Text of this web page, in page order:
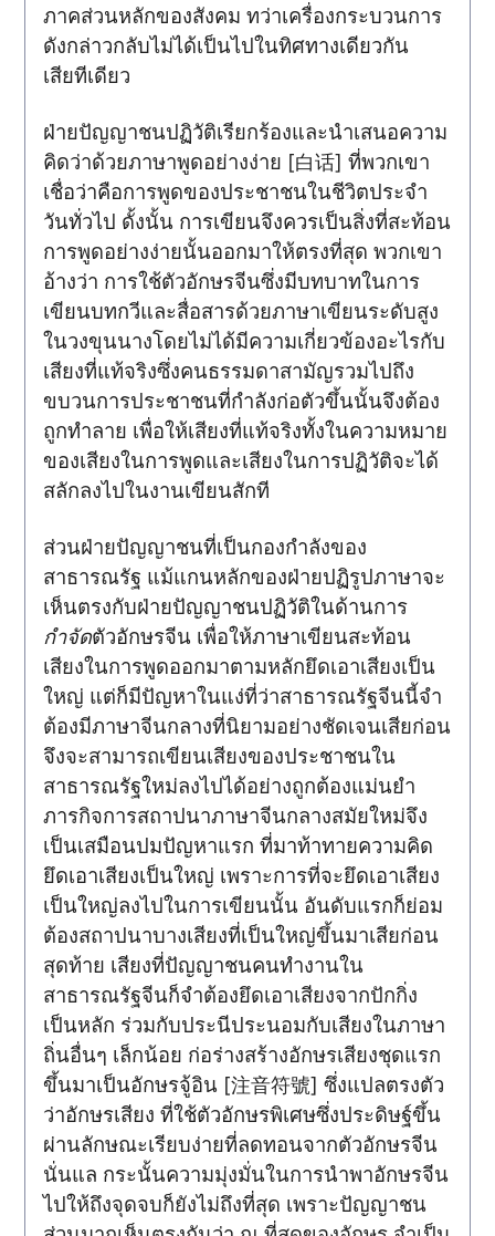
ภาคส่วนหลักของสังคม ทว่าเครื่องกระบวนการ
ดังกล่าวกลับไม่ได้เป็นไปในทิศทางเดียวกัน
เสียทีเดียว
ฝ่ายปัญญาชนปฏิวัติเรียกร้องและนำเสนอความ
คิดว่าด้วยภาษาพูดอย่างง่าย [白话] ที่พวกเขา
เชื่อว่าคือการพูดของประชาชนในชีวิตประจำ
วันทั่วไป ดั้งนั้น การเขียนจึงควรเป็นสิ่งที่สะท้อน
การพูดอย่างง่ายนั้นออกมาให้ตรงที่สุด พวกเขา
อ้างว่า การใช้ตัวอักษรจีนซึ่งมีบทบาทในการ
เขียนบทกวีและสื่อสารด้วยภาษาเขียนระดับสูง
ในวงขุนนางโดยไม่ได้มีความเกี่ยวข้องอะไรกับ
เสียงที่แท้จริงซึ่งคนธรรมดาสามัญรวมไปถึง
ขบวนการประชาชนที่กำลังก่อตัวขึ้นนั้นจึงต้อง
ถูกทำลาย เพื่อให้เสียงที่แท้จริงทั้งในความหมาย
ของเสียงในการพูดและเสียงในการปฏิวัติจะได้
สลักลงไปในงานเขียนสักที
ส่วนฝ่ายปัญญาชนที่เป็นกองกำลังของ
สาธารณรัฐ แม้แกนหลักของฝ่ายปฏิรูปภาษาจะ
เห็นตรงกับฝ่ายปัญญาชนปฏิวัติในด้านการ
กำจัดตัวอักษรจีน เพื่อให้ภาษาเขียนสะท้อน
เสียงในการพูดออกมาตามหลักยึดเอาเสียงเป็น
ใหญ่ แต่ก็มีปัญหาในแง่ที่ว่าสาธารณรัฐจีนนี้จำ
ต้องมีภาษาจีนกลางที่นิยามอย่างชัดเจนเสียก่อน
จึงจะสามารถเขียนเสียงของประชาชนใน
สาธารณรัฐใหม่ลงไปได้อย่างถูกต้องแม่นยำ
ภารกิจการสถาปนาภาษาจีนกลางสมัยใหม่จึง
เป็นเสมือนปมปัญหาแรก ที่มาท้าทายความคิด
ยึดเอาเสียงเป็นใหญ่ เพราะการที่จะยึดเอาเสียง
เป็นใหญ่ลงไปในการเขียนนั้น อันดับแรกก็ย่อม
ต้องสถาปนาบางเสียงที่เป็นใหญ่ขึ้นมาเสียก่อน
สุดท้าย เสียงที่ปัญญาชนคนทำงานใน
สาธารณรัฐจีนก็จำต้องยึดเอาเสียงจากปักกิ่ง
เป็นหลัก ร่วมกับประนีประนอมกับเสียงในภาษา
ถิ่นอื่นๆ เล็กน้อย ก่อร่างสร้างอักษรเสียงชุดแรก
ขึ้นมาเป็นอักษรจู้อิน [注音符號] ซึ่งแปลตรงตัว
ว่าอักษรเสียง ที่ใช้ตัวอักษรพิเศษซึ่งประดิษฐ์ขึ้น
ผ่านลักษณะเรียบง่ายที่ลดทอนจากตัวอักษรจีน
นั่นแล กระนั้นความมุ่งมั่นในการนำพาอักษรจีน
ไปให้ถึงจุดจบก็ยังไม่ถึงที่สุด เพราะปัญญาชน